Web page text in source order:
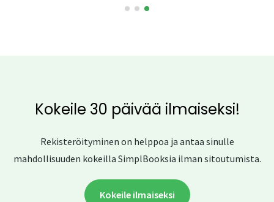
Kokeile 30 päivää ilmaiseksi!
Rekisteröityminen on helppoa ja antaa sinulle
mahdollisuuden kokeilla SimplBooksia ilman sitoutumista.
Kokeile ilmaiseksi